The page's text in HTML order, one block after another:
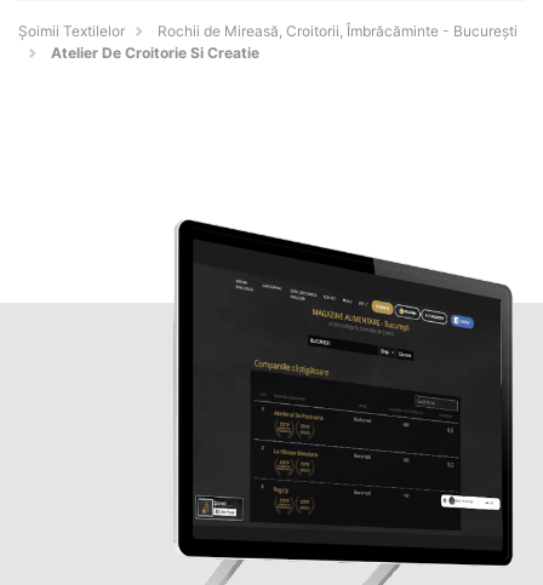
Șoimii Textilelor
Rochii de Mireasă, Croitorii, Îmbrăcăminte - Bucureşti
Atelier De Croitorie Si Creatie